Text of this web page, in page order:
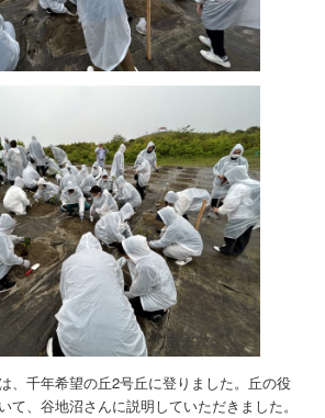
、千年希望の丘2号丘に登りました。丘の役
て、谷地沼さんに説明していただきました。